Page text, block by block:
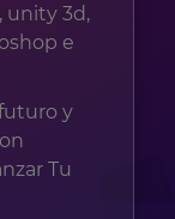
unity 3d,
e
y
Tu